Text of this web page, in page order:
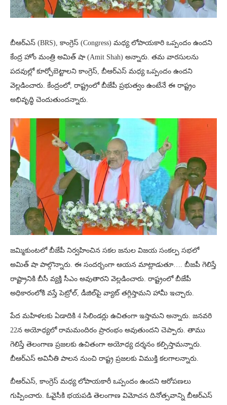
బీఆర్ఎస్ (BRS), కాంగ్రెస్‌ (Congress) మధ్య లోపాయకారి ఒప్పందం ఉందని
కేంద్ర హోం మంత్రి అమిత్ షా (Amit Shah) అన్నారు. తమ వారసులను
పదవుల్లో కూర్చోబెట్టాలని కాంగ్రెస్‌, బీఆర్ఎస్ మధ్య ఒప్పందం ఉందని
వెల్లడించారు. కేంద్రంలో, రాష్ట్రంలో బీజేపీ ప్రభుత్వం ఉంటేనే ఈ రాష్ట్రం
అభివృద్ధి చెందుతుందన్నారు.
జమ్మికుంటలో బీజేపీ నిర్వహించిన సకల జనుల విజయ సంకల్ప సభలో
అమిత్ షా పాల్గొన్నారు. ఈ సందర్బంగా ఆయన మాట్లాడుతూ…. బీజపీ గెలిస్తే
రాష్ట్రానికి బీసీ వ్యక్తి సీఎం అవుతారని వెల్లడించారు. రాష్ట్రంలో బీజేపీ
అధికారంలోకి వస్తే పెట్రోల్‌, డీజిల్‌పై వ్యాట్‌ తగ్గిస్తామని హామీ ఇచ్చారు.
పేద మహిళలకు ఏడాదికి 4 సిలిండర్లు ఉచితంగా ఇస్తామని అన్నారు. జనవరి
22న అయోధ్యలో రామమందిరం ప్రారంభం అవుతుందని చెప్పారు. తాము
గెలిస్తే తెలంగాణ ప్రజలకు ఉచితంగా అయోధ్య దర్శనం కల్పిస్తామన్నారు.
బీఆర్ఎస్ అవినీతి పాలన నుంచి రాష్ట్ర ప్రజలకు విముక్తి కలగాలన్నారు.
బీఆర్ఎస్, కాంగ్రెస్‌ మధ్య లోపాయకారీ ఒప్పందం ఉందని ఆరోపణలు
గుప్పించారు. ఓవైసీకి భయపడి తెలంగాణ విమోచన దినోత్సవాన్ని బీఆర్ఎస్